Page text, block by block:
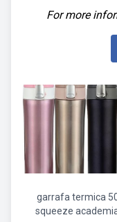
For more
garrafa termica
squeeze